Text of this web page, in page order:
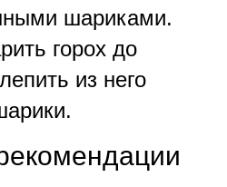
шариками.
горох до
из него